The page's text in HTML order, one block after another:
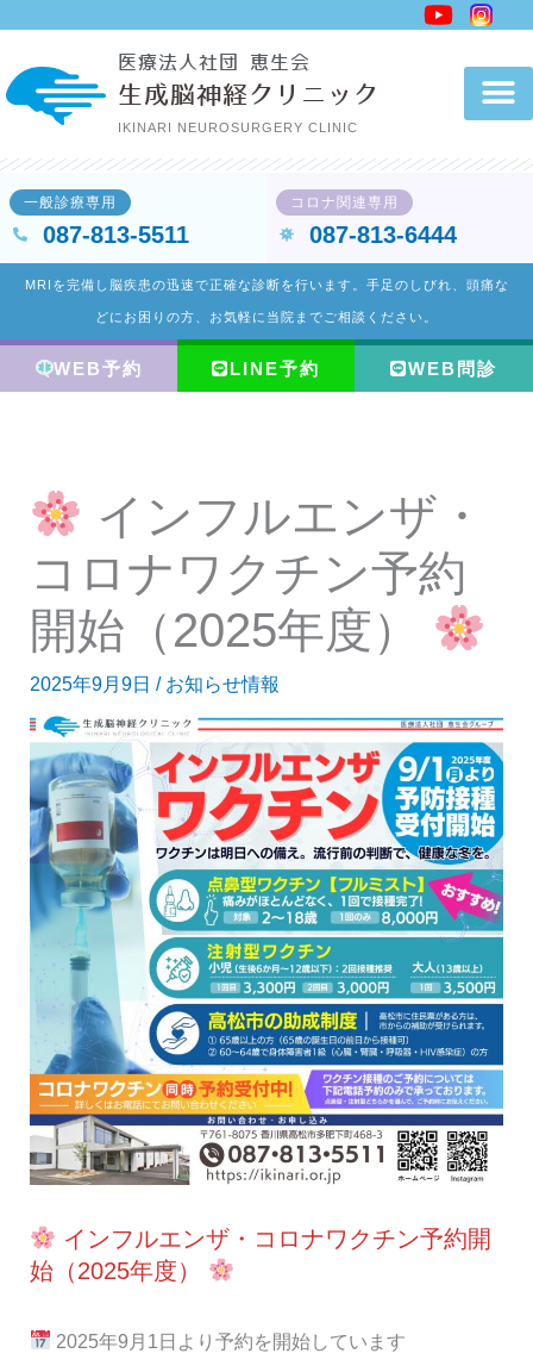
を
ス
ッ
プ
医療法人社団 恵生会
生成脳神経クリニック
IKINARI NEUROSURGERY CLINIC
一般診療専用
087-813-5511
コロナ関連専用
087-813-6444
MRIを完備し脳疾患の迅速で正確な診断を行います。手足のしびれ、頭痛な
どにお困りの方、お気軽に当院までご相談ください。
WEB予約 LINE予約 WEB問診
インフルエンザ・
コロナワクチン予約
開始（2025年度）
2025年9月9日 / お知らせ情報
インフルエンザ・コロナワクチン予約開
始（2025年度）
2025年9月1日より予約を開始しています